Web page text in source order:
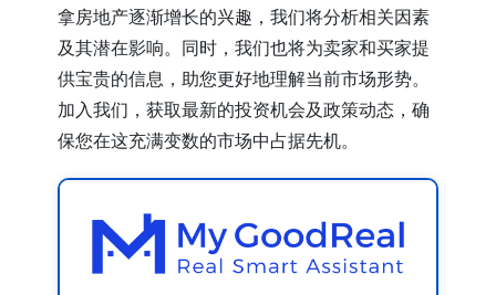
拿房地产逐渐增长的兴趣，我们将分析相关因素
及其潜在影响。同时，我们也将为卖家和买家提
供宝贵的信息，助您更好地理解当前市场形势。
加入我们，获取最新的投资机会及政策动态，确
保您在这充满变数的市场中占据先机。